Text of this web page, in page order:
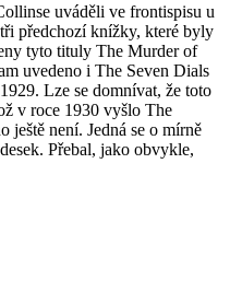
uváděli ve frontispisu u
předchozí knížky, které byly
tyto tituly The Murder of
uvedeno i The Seven Dials
Lze se domnívat, že toto
v roce 1930 vyšlo The
ještě není. Jedná se o mírně
Přebal, jako obvykle,